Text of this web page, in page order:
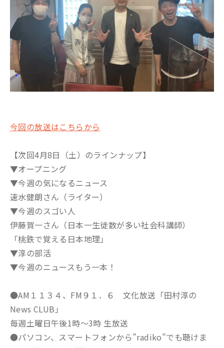
今回の放送はこちらから
【次回4月8日（土）のラインナップ】
▼オープニング
▼今週の気になるニュース
速水健朗さん（ライター）
▼今週のスゴい人
伊藤賀一さん（日本一生徒数が多い社会科講師）
「桃鉄で覚える日本地理」
▼淳の部活
▼今週のニュースもう一本！
●AM１１３４、FM９１．６ 文化放送「田村淳の
News CLUB」
毎週土曜日午後1時～3時 生放送
●パソコン、スマートフォンから”radiko”でも聴けま